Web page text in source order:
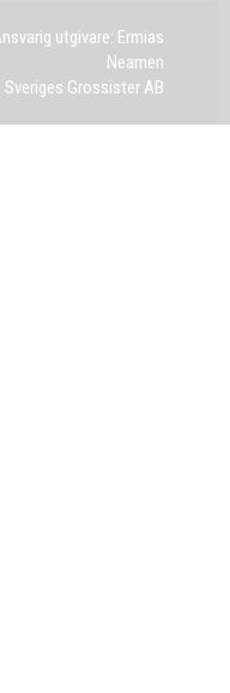
utgivare: Ermias
Neamen
Sveriges Grossister AB